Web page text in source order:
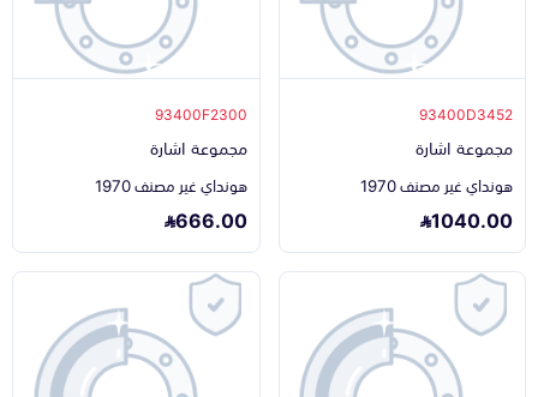
93400D3452
مجموعة اشارة
هونداي غير مصنف 1970
1040.00
93400F2300
مجموعة اشارة
هونداي غير مصنف 1970
666.00